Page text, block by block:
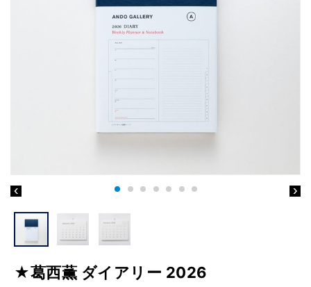
★葛西薫 ダイアリー 2026